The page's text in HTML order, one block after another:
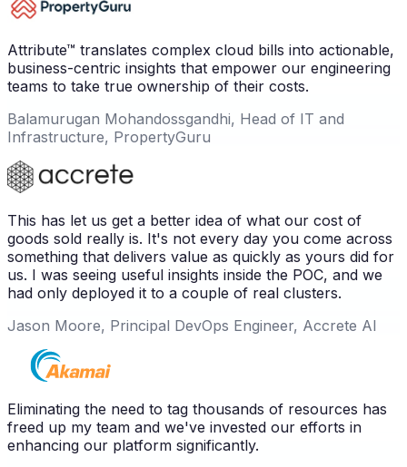
Attribute™ translates complex cloud bills into actionable,
business-centric insights that empower our engineering
teams to take true ownership of their costs.
Balamurugan Mohandossgandhi, Head of IT and
Infrastructure, PropertyGuru
This has let us get a better idea of what our cost of
goods sold really is. It's not every day you come across
something that delivers value as quickly as yours did for
us. I was seeing useful insights inside the POC, and we
had only deployed it to a couple of real clusters.
Jason Moore, Principal DevOps Engineer, Accrete AI
Eliminating the need to tag thousands of resources has
freed up my team and we've invested our efforts in
enhancing our platform significantly.